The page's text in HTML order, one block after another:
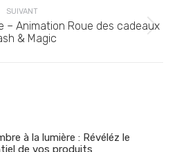
SUIVANT
Article
suivant
– Animation Roue des cadeaux
& Magic
à la lumière : Révéléz le
de vos produits